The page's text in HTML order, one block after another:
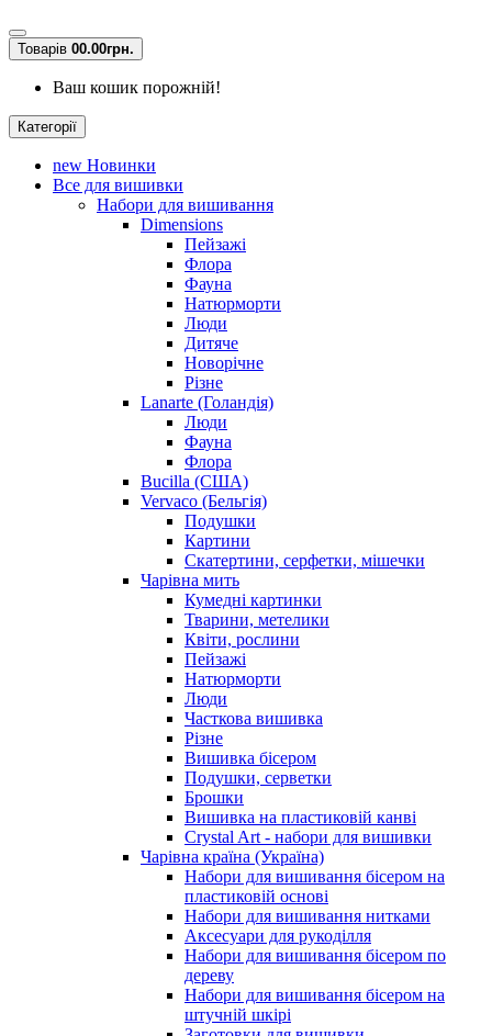
Товарів 00.00грн.
Ваш кошик порожній!
Категорії
new Новинки
Все для вишивки
Набори для вишивання
Dimensions
Пейзажі
Флора
Фауна
Натюрморти
Люди
Дитяче
Новорічне
Різне
Lanarte (Голандія)
Люди
Фауна
Флора
Bucilla (США)
Vervaco (Бельгія)
Подушки
Картини
Скатертини, серфетки, мішечки
Чарiвна мить
Кумедні картинки
Тварини, метелики
Квіти, рослини
Пейзажі
Натюрморти
Люди
Часткова вишивка
Різне
Вишивка бісером
Подушки, серветки
Брошки
Вишивка на пластиковій канві
Crystal Art - набори для вишивки
Чарівна країна (Україна)
Набори для вишивання бісером на
пластиковій основі
Набори для вишивання нитками
Аксесуари для рукоділля
Набори для вишивання бісером по
дереву
Набори для вишивання бісером на
штучній шкірі